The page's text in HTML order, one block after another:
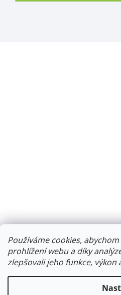
Používáme cookies,
prohlížení webu a díky
zlepšovali jeho funkce, výkon